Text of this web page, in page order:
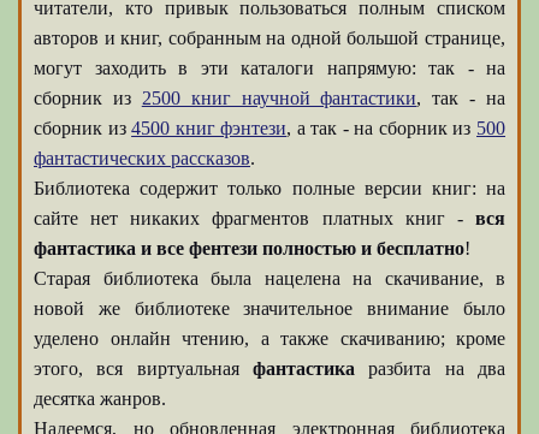
читатели, кто привык пользоваться полным списком
авторов и книг, собранным на одной большой странице,
могут заходить в эти каталоги напрямую: так - на
сборник из 2500 книг научной фантастики, так - на
сборник из4500 книг фэнтези, а так - на сборник из 500
фантастических рассказов.
Библиотека содержит только полные версии книг: на
сайте нет никаких фрагментов платных книг - вся
фантастика и все фентези полностью и бесплатно!
Старая библиотека была нацелена на скачивание, в
новой же библиотеке значительное внимание было
уделено онлайн чтению, а также скачиванию; кроме
этого, вся виртуальная фантастика разбита на два
десятка жанров.
Надеемся, но обновленная электронная библиотека